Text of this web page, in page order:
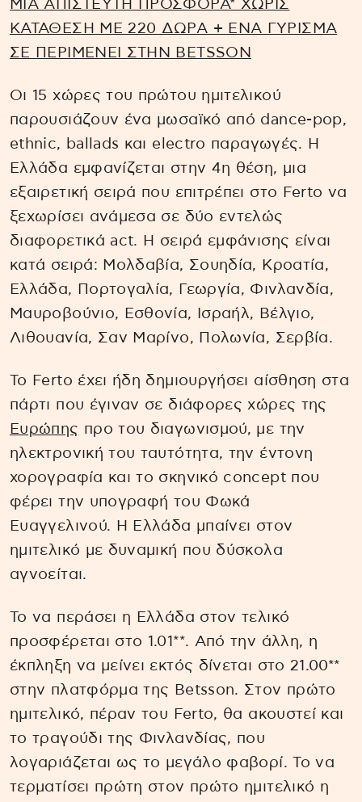
ΜΙΑ ΑΠΙΣΤΕΥΤΗ ΠΡΟΣΦΟΡΑ* ΧΩΡΙΣ
ΚΑΤΑΘΕΣΗ ΜΕ 220 ΔΩΡΑ + ΕΝΑ ΓΥΡΙΣΜΑ
ΣΕ ΠΕΡΙΜΕΝΕΙ ΣΤΗΝ BETSSON
Οι 15 χώρες του πρώτου ημιτελικού
παρουσιάζουν ένα μωσαϊκό από dance-pop,
ethnic, ballads και electro παραγωγές. Η
Ελλάδα εμφανίζεται στην 4η θέση, μια
εξαιρετική σειρά που επιτρέπει στο Ferto να
ξεχωρίσει ανάμεσα σε δύο εντελώς
διαφορετικά act. Η σειρά εμφάνισης είναι
κατά σειρά: Μολδαβία, Σουηδία, Κροατία,
Ελλάδα, Πορτογαλία, Γεωργία, Φινλανδία,
Μαυροβούνιο, Εσθονία, Ισραήλ, Βέλγιο,
Λιθουανία, Σαν Μαρίνο, Πολωνία, Σερβία.
Το Ferto έχει ήδη δημιουργήσει αίσθηση στα
πάρτι που έγιναν σε διάφορες χώρες της
Ευρώπης προ του διαγωνισμού, με την
ηλεκτρονική του ταυτότητα, την έντονη
χορογραφία και το σκηνικό concept που
φέρει την υπογραφή του Φωκά
Ευαγγελινού. Η Ελλάδα μπαίνει στον
ημιτελικό με δυναμική που δύσκολα
αγνοείται.
Το να περάσει η Ελλάδα στον τελικό
προσφέρεται στο 1.01**. Από την άλλη, η
έκπληξη να μείνει εκτός δίνεται στο 21.00**
στην πλατφόρμα της Betsson. Στον πρώτο
ημιτελικό, πέραν του Ferto, θα ακουστεί και
το τραγούδι της Φινλανδίας, που
λογαριάζεται ως το μεγάλο φαβορί. Το να
τερματίσει πρώτη στον πρώτο ημιτελικό η